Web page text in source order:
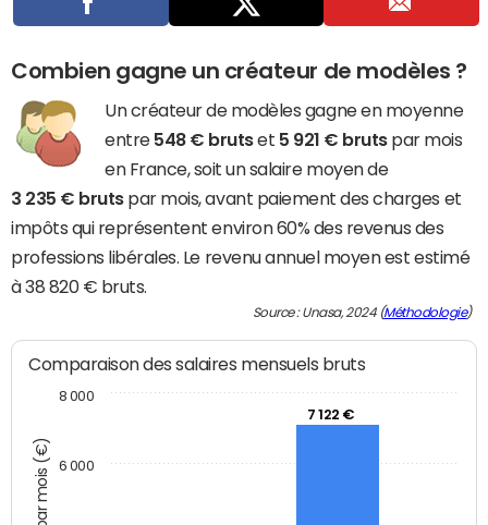
Combien gagne un créateur de modèles ?
Un créateur de modèles gagne en moyenne
entre 548 € brutset 5 921 € brutspar mois
en France, soit un salaire moyen de
3 235 € brutspar mois, avant paiement des charges et
impôts qui représentent environ 60% des revenus des
professions libérales. Le revenu annuel moyen est estimé
à 38 820 € bruts.
Source : Unasa, 2024 (Méthodologie)
Comparaison des salaires mensuels bruts
7 122 €
6 000
8 000